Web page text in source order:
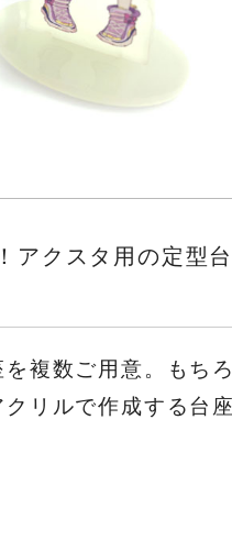
アクスタ用の定型
複数ご用意。もち
リルで作成する台